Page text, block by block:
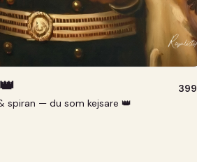
spiran — du som kejsare 👑
399